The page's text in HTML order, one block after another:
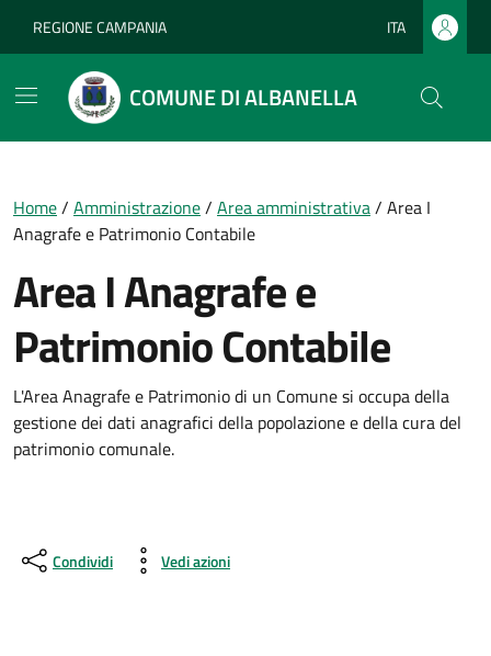
REGIONE CAMPANIA Lingua attiva:
ITA
COMUNE DI ALBANELLA
Home/ Amministrazione/ Area amministrativa/ Area I
Anagrafe e Patrimonio Contabile
Area I Anagrafe e
Patrimonio Contabile
L'Area Anagrafe e Patrimonio di un Comune si occupa della
gestione dei dati anagrafici della popolazione e della cura del
patrimonio comunale.
Condividi Vedi azioni